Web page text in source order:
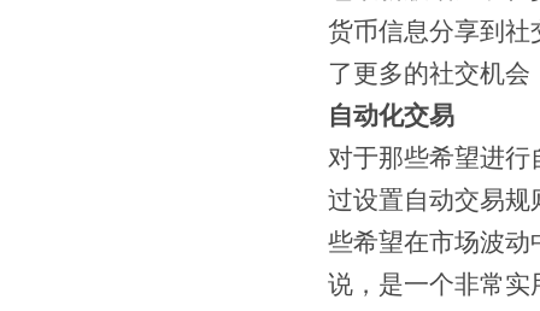
货币信息分享到社
了更多的社交机
自动化交易
对于那些希望进行
过设置自动交易规
些希望在市场波动
说，是一个非常实